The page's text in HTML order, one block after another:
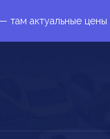
— там актуальные